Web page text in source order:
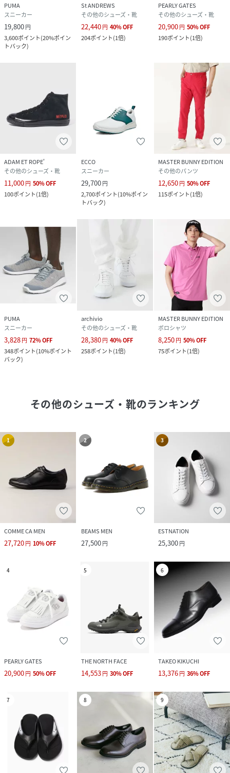
PUMA
スニーカー
19,800円
3,600ポイント(20%ポイン
トバック)
St ANDREWS
その他のシューズ・靴
22,440円 40%OFF
204ポイント(1倍)
PEARLY GATES
その他のシューズ・靴
20,900円 50%OFF
190ポイント(1倍)
ADAM ET ROPE'
その他のシューズ・靴
11,000円 50%OFF
100ポイント(1倍)
ECCO
スニーカー
29,700円
2,700ポイント(10%ポイン
トバック)
MASTER BUNNY EDITION
その他のパンツ
12,650円 50%OFF
115ポイント(1倍)
PUMA
スニーカー
3,828円 72%OFF
348ポイント(10%ポイント
バック)
archivio
その他のシューズ・靴
28,380円 40%OFF
258ポイント(1倍)
MASTER BUNNY EDITION
ポロシャツ
8,250円 50%OFF
75ポイント(1倍)
その他のシューズ・靴のランキング
1
COMME CA MEN
27,720円 10%OFF
2
BEAMS MEN
27,500円
3
ESTNATION
25,300円
4
PEARLY GATES
20,900円 50%OFF
5
THE NORTH FACE
14,553円 30%OFF
6
TAKEO KIKUCHI
13,376円 36%OFF
7 8 9